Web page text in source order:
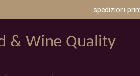
spedizioni
& Wine Quality